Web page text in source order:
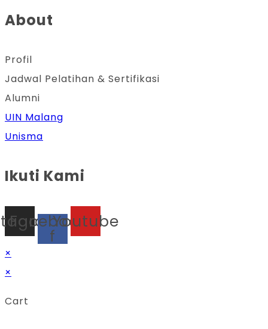
About
Profil
Jadwal Pelatihan & Sertifikasi
Alumni
UIN Malang
Unisma
Ikuti Kami
Facebook-
f
Youtube
×
×
Cart